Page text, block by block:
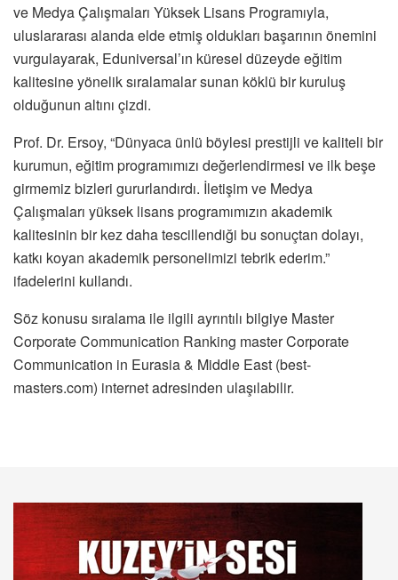
ve Medya Çalışmaları Yüksek Lisans Programıyla,
uluslararası alanda elde etmiş oldukları başarının önemini
vurgulayarak, Eduniversal’ın küresel düzeyde eğitim
kalitesine yönelik sıralamalar sunan köklü bir kuruluş
olduğunun altını çizdi.
Prof. Dr. Ersoy, “Dünyaca ünlü böylesi prestijli ve kaliteli bir
kurumun, eğitim programımızı değerlendirmesi ve ilk beşe
girmemiz bizleri gururlandırdı. İletişim ve Medya
Çalışmaları yüksek lisans programımızın akademik
kalitesinin bir kez daha tescillendiği bu sonuçtan dolayı,
katkı koyan akademik personelimizi tebrik ederim.”
ifadelerini kullandı.
Söz konusu sıralama ile ilgili ayrıntılı bilgiye Master
Corporate Communication Ranking master Corporate
Communication in Eurasia & Middle East (best-
masters.com) internet adresinden ulaşılabilir.